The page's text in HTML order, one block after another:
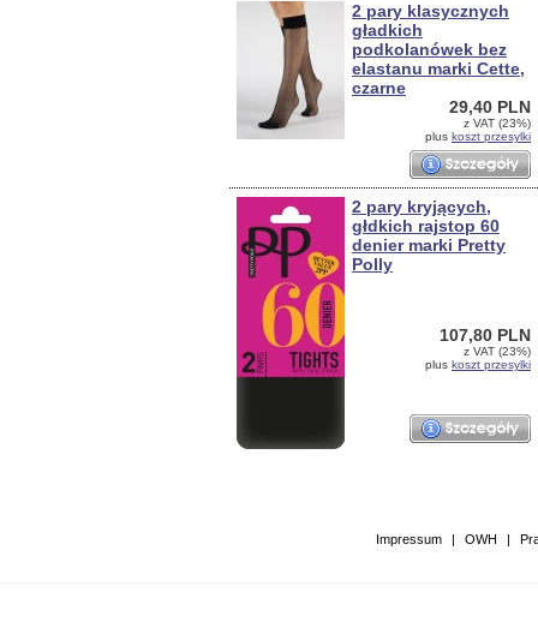
2 pary klasycznych
gładkich
podkolanówek bez
elastanu marki Cette,
czarne
29,40 PLN
z VAT (23%)
plus koszt przesylki
2 pary kryjących,
głdkich rajstop 60
denier marki Pretty
Polly
107,80 PLN
z VAT (23%)
plus koszt przesylki
Impressum | OWH |